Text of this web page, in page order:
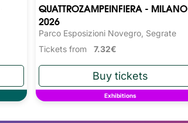
QUATTROZAMPEINFIERA - MILANO
2026
Parco Esposizioni Novegro, Segrate
Tickets from 7.32€
Exhibitions